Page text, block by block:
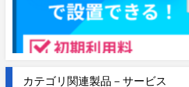
カテゴリ関連製品－サービス